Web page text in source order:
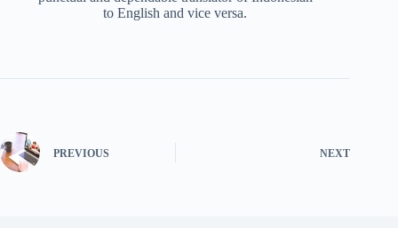
to English and vice versa.
PREVIOUS NEXT